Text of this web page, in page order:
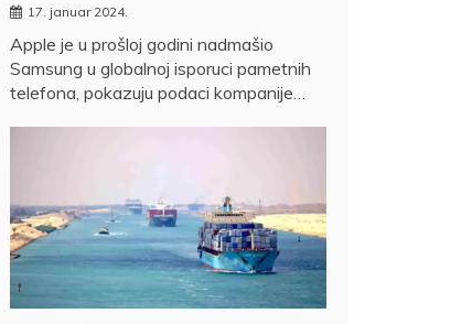
17. januar 2024.
Apple je u prošloj godini nadmašio
Samsung u globalnoj isporuci pametnih
telefona, pokazuju podaci kompanije…